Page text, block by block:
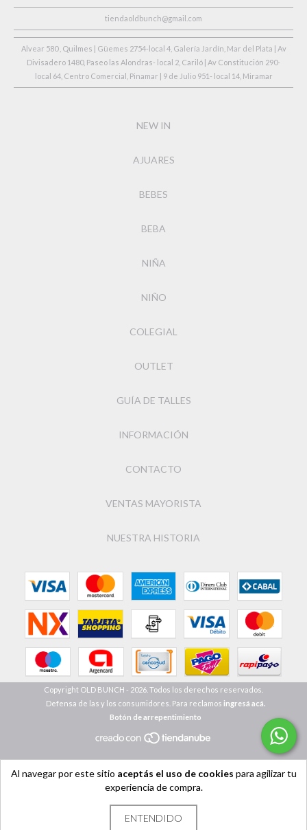
Al navegar por este sitio aceptás el uso de cookies para agilizar tu
experiencia de compra.
ENTENDIDO
tiendaoldbunch@gmail.com
Alvear 580 , Quilmes | Güemes 2754-local 4, Galería Jardín, Mar del Plata | Av
Divisadero 1480, Paseo las Alondras- local 2, Cariló | Av Constitución 290-
local 64, Centro Comercial, Pinamar | 9 de Julio 951- local 14, Miramar
NEW IN
AJUARES
BEBES
BEBA
NIÑA
NIÑO
COLEGIAL
OUTLET
GUÍA DE TALLES
INFORMACIÓN
CONTACTO
VENTAS MAYORISTA
NUESTRA HISTORIA
Copyright OLD BUNCH - 2026. Todos los derechos reservados.
Defensa de las y los consumidores. Para reclamos ingresá acá.
Botón de arrepentimiento